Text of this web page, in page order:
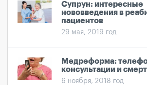
Супрун: интересные
нововведения в
пациентов
29 мая, 2019 год
Медреформа:
консультации и
6 ноября, 2018 год